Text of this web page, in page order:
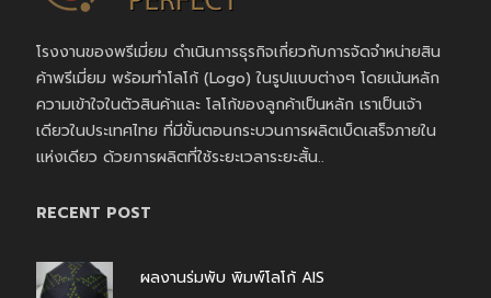
โรงงานของพรีเมี่ยม ดำเนินการธุรกิจเกี่ยวกับการจัดจำหน่ายสิน
ค้าพรีเมี่ยม พร้อมทำโลโก้ (Logo) ในรูปแบบต่างๆ โดยเน้นหลัก
ความเข้าใจในตัวสินค้าและ โลโก้ของลูกค้าเป็นหลัก เราเป็นเจ้า
เดียวในประเทศไทย ที่มีขั้นตอนกระบวนการผลิตเบ็ดเสร็จภายใน
แห่งเดียว ด้วยการผลิตที่ใช้ระยะเวลาระยะสั้น..
RECENT POST
ผลงานร่มพับ พิมพ์โลโก้ AIS